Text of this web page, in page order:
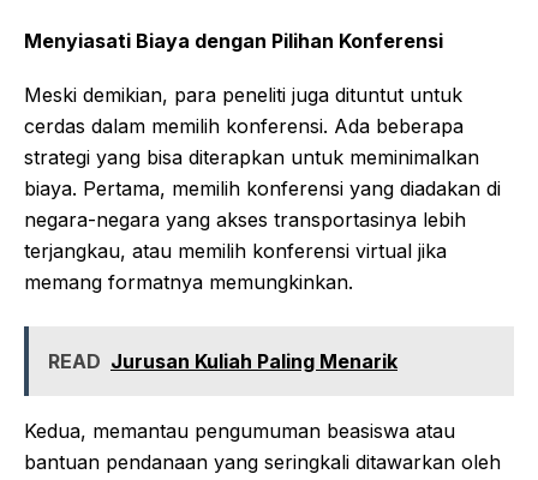
Menyiasati Biaya dengan Pilihan Konferensi
Meski demikian, para peneliti juga dituntut untuk
cerdas dalam memilih konferensi. Ada beberapa
strategi yang bisa diterapkan untuk meminimalkan
biaya. Pertama, memilih konferensi yang diadakan di
negara-negara yang akses transportasinya lebih
terjangkau, atau memilih konferensi virtual jika
memang formatnya memungkinkan.
READ Jurusan Kuliah Paling Menarik
Kedua, memantau pengumuman beasiswa atau
bantuan pendanaan yang seringkali ditawarkan oleh